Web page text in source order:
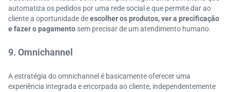
automatiza os pedidos por uma rede social e que permite dar ao
cliente a oportunidade deescolher os produtos, ver a precificação
e fazer o pagamento sem precisar de um atendimento humano.
9. Omnichannel
A estratégia do omnichannel é basicamente oferecer uma
experiência integrada e encorpada ao cliente, independentemente